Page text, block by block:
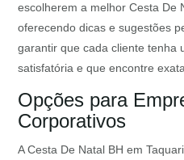
escolherem a melhor Cesta De
oferecendo dicas e sugestões
garantir que cada cliente tenha
satisfatória e que encontre
Opções para
Corporativos
A Cesta De Natal BH em